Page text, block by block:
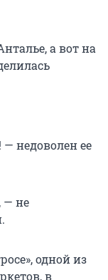
а вот на
недоволен ее
— не
одной из
в